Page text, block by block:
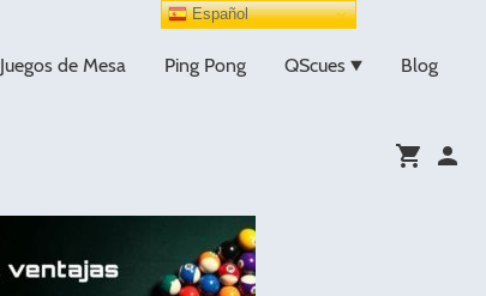
Juegos de Mesa Ping Pong QScues Blog
Español